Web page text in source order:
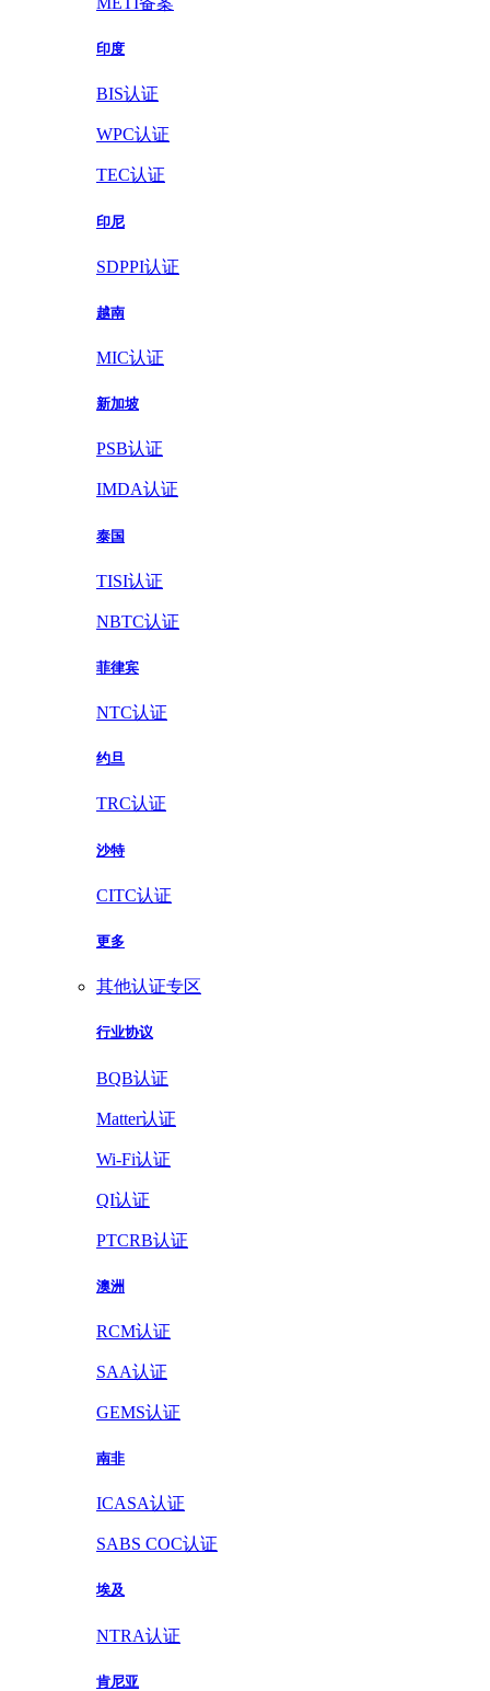
印度
BIS认证
WPC认证
TEC认证
印尼
SDPPI认证
越南
MIC认证
新加坡
PSB认证
IMDA认证
泰国
TISI认证
NBTC认证
菲律宾
NTC认证
约旦
TRC认证
沙特
CITC认证
更多
其他认证专区
行业协议
BQB认证
Matter认证
Wi-Fi认证
QI认证
PTCRB认证
澳洲
RCM认证
SAA认证
GEMS认证
南非
ICASA认证
SABS COC认证
埃及
NTRA认证
肯尼亚